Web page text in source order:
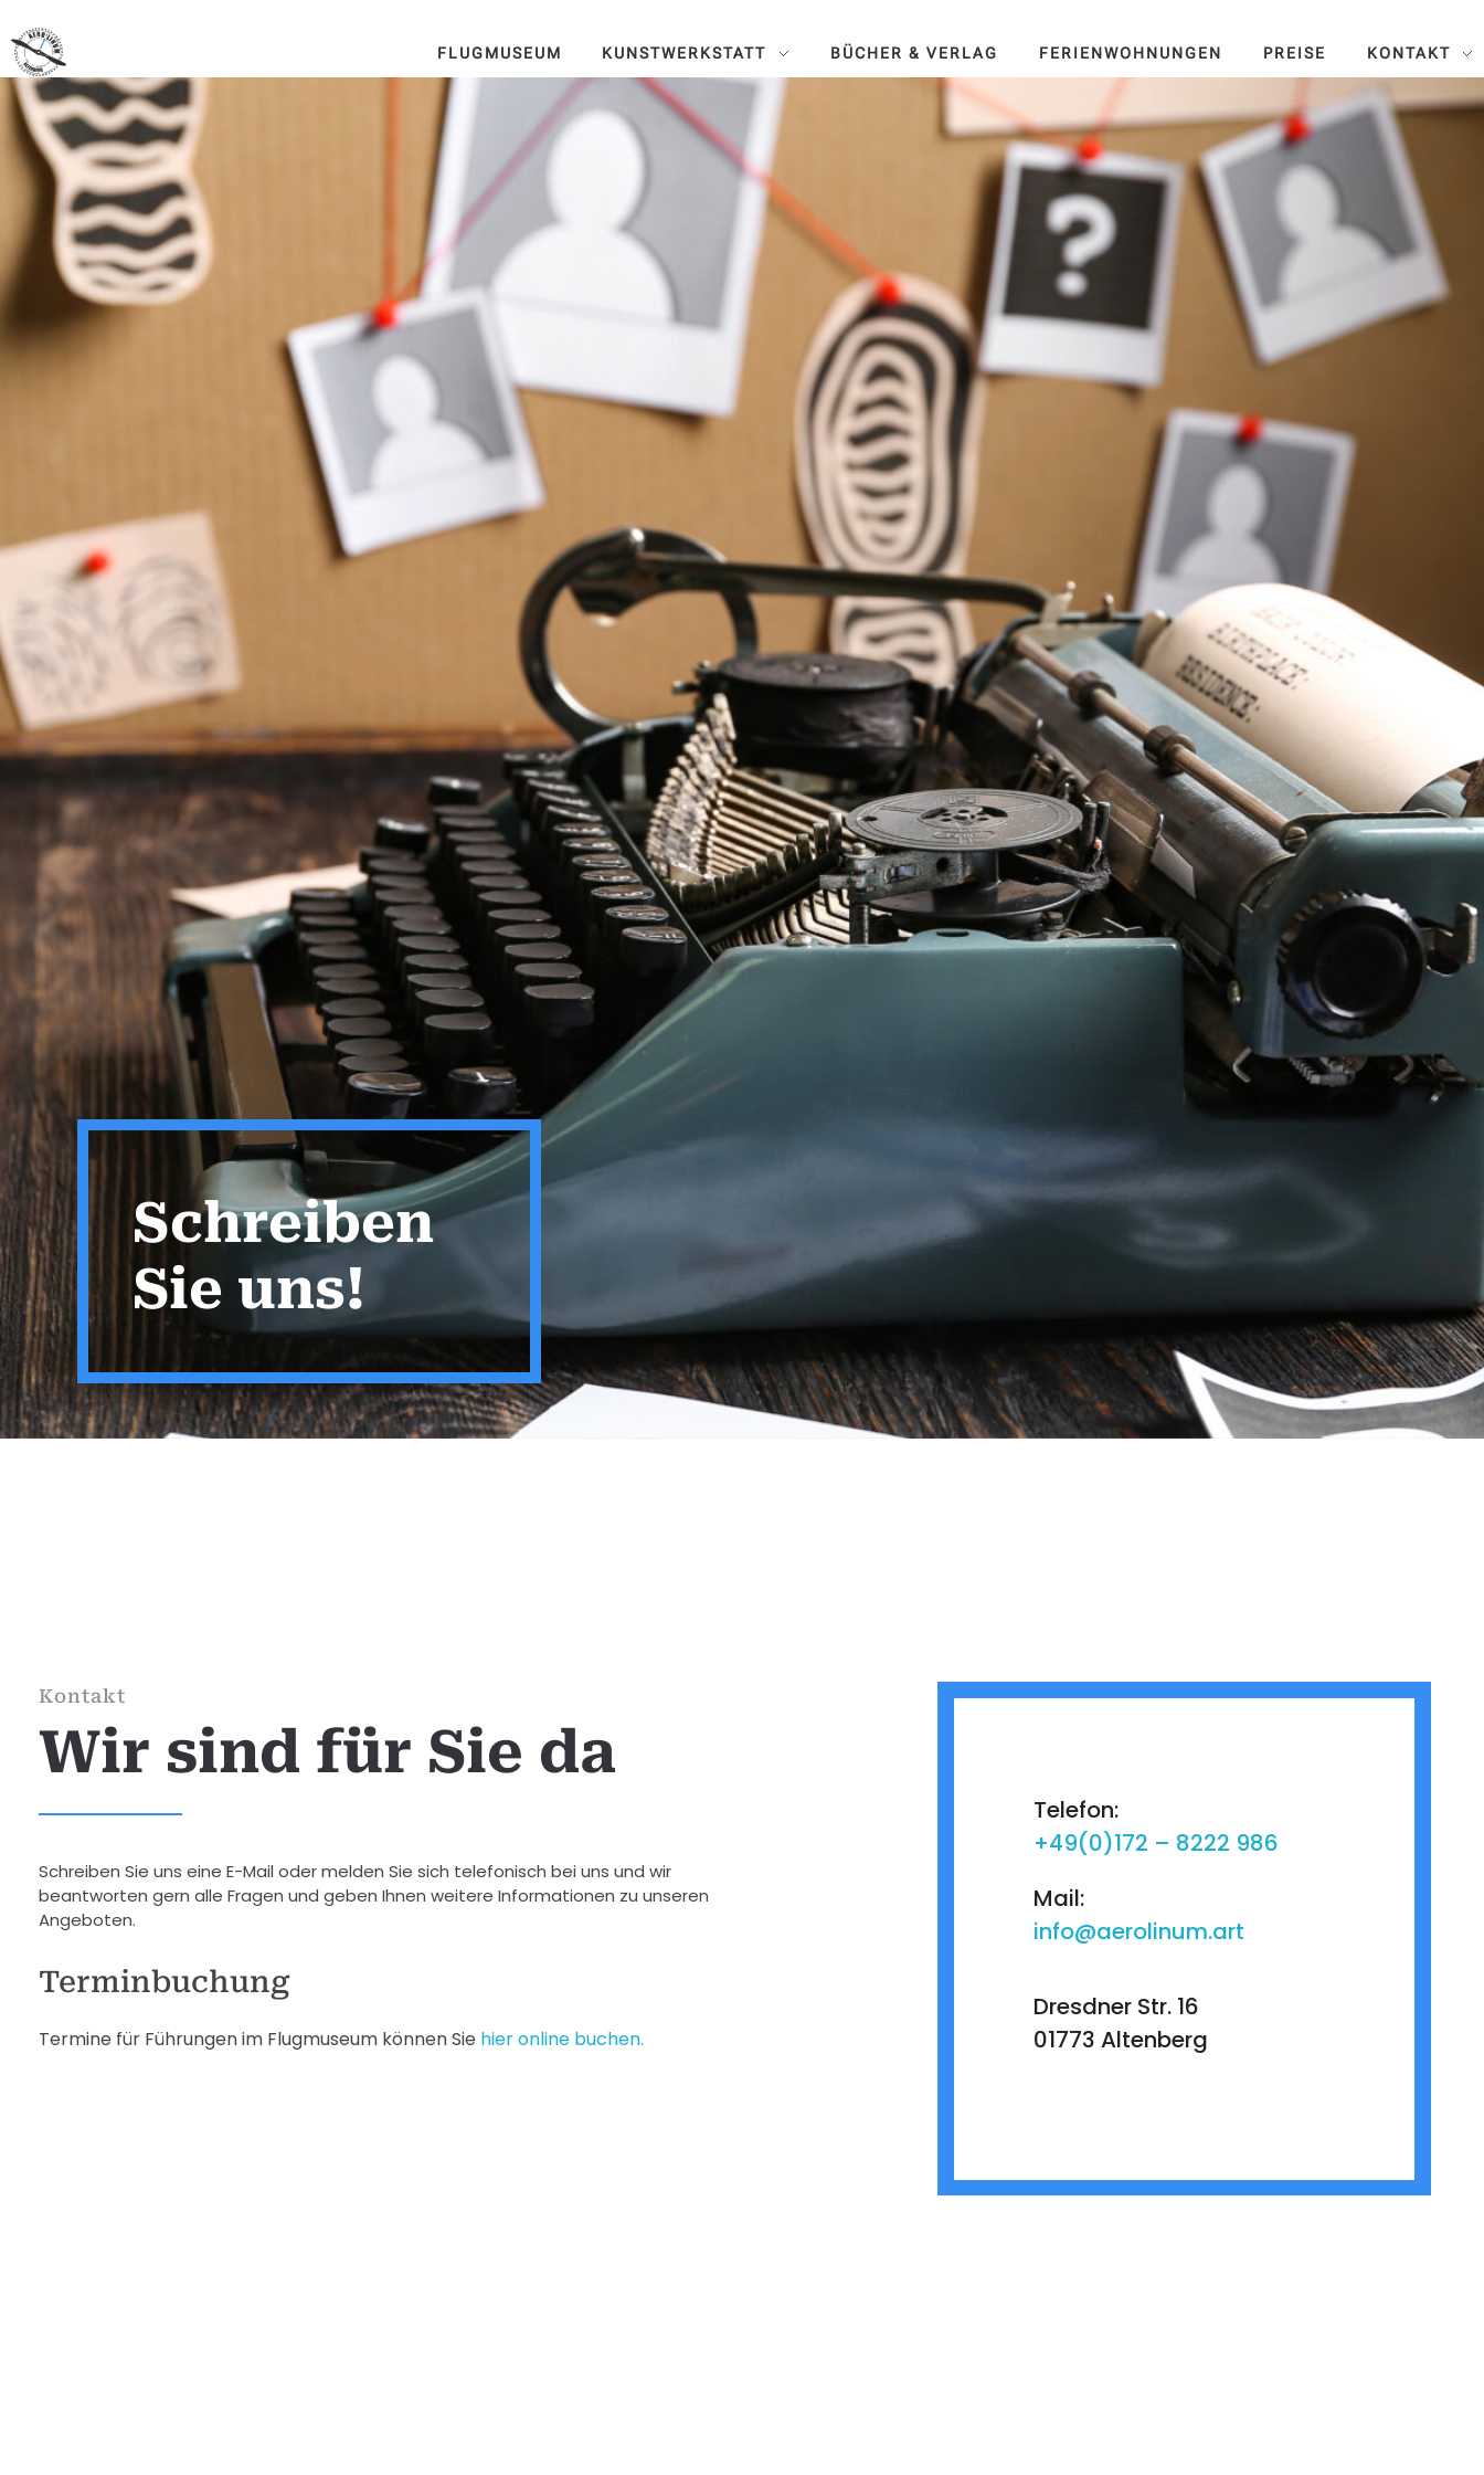
Aerolinum Altenberg
Flugmuseum und Kunstkurse für Kinder und Jugendliche
FLUGMUSEUM KUNSTWERKSTATT BÜCHER & VERLAG FERIENWOHNUNGEN PREISE KONTAKT
Schreiben
Sie uns!
Kontakt
Wir sind für Sie da
Schreiben Sie uns eine E-Mail oder melden Sie sich telefonisch bei uns und wir
beantworten gern alle Fragen und geben Ihnen weitere Informationen zu unseren
Angeboten.
Terminbuchung
Termine für Führungen im Flugmuseum können Sie hier online buchen.
Telefon:
+49(0)172 – 8222 986
Mail:
info@aerolinum.art
Dresdner Str. 16
01773 Altenberg